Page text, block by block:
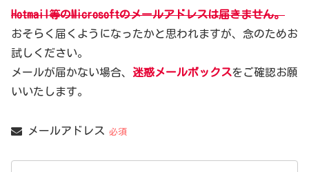
Hotmail等のMicrosoftのメールアドレスは届きません。
おそらく届くようになったかと思われますが、念のためお
試しください。
メールが届かない場合、 迷惑メールボックスをご確認お願
いいたします。
メールアドレス 必須